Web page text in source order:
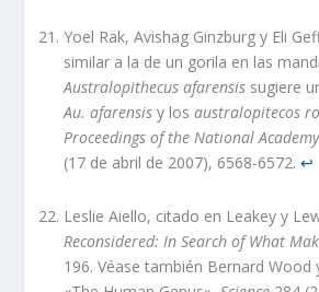
Yoel Rak, Avishag Ginzburg y Eli
similar a la de un gorila en las
Australopithecus afarensis sugiere
Au. afarensis y losaustralopitecos
Proceedings of the National
(17 de abril de 2007), 6568-6572.↩︎
Leslie Aiello, citado en Leakey y
Reconsidered: In Search of What
196. Véase también Bernard Wood